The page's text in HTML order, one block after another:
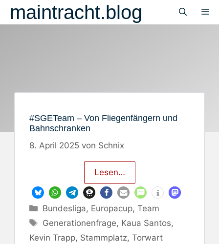
Inhaltmaintracht.blog
#SGETeam – Von Fliegenfängern und
Bahnschranken
8. April 2025 von Schnix
Lesen…
Kategorien
Bundesliga, Europacup,Team
Schlagwörter
Generationenfrage, Kaua Santos,
Kevin Trapp, Stammplatz, Torwart